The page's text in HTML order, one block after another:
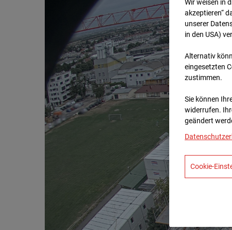
Wir weisen in
akzeptieren“
unserer
in den USA)
Alternativ
eingesetzten
zustimmen.
Sie können
widerrufen.
geändert
Cookie-